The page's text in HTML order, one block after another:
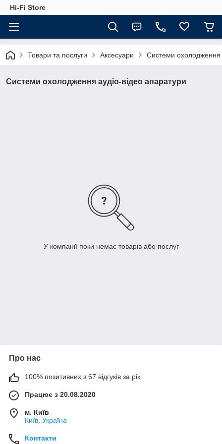
Hi-Fi Store
Товари та послуги Аксесуари Системи охолодження
Системи охолодження аудіо-відео апаратури
У компанії поки немає товарів або послуг
Про нас
100% позитивних з 67 відгуків за рік
Працює з 20.08.2020
м. Київ
Київ, Україна
Контакти